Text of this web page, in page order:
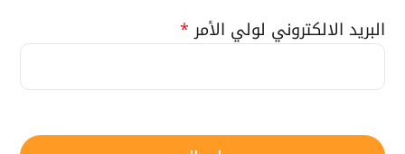
البريد الالكتروني لولي الأمر*